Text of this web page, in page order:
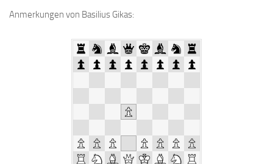
Bonner Schnellschachturniere
1. Mannschaft
Anmerkungen von Basilius Gikas: